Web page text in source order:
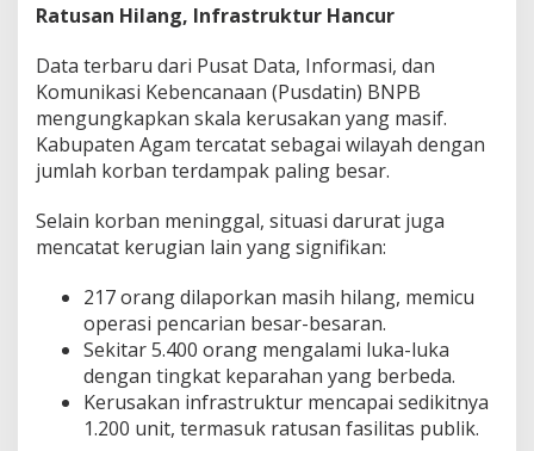
Ratusan Hilang, Infrastruktur Hancur
Data terbaru dari Pusat Data, Informasi, dan
Komunikasi Kebencanaan (Pusdatin) BNPB
mengungkapkan skala kerusakan yang masif.
Kabupaten Agam tercatat sebagai wilayah dengan
jumlah korban terdampak paling besar.
Selain korban meninggal, situasi darurat juga
mencatat kerugian lain yang signifikan:
217 orang dilaporkan masih hilang, memicu
operasi pencarian besar-besaran.
Sekitar 5.400 orang mengalami luka-luka
dengan tingkat keparahan yang berbeda.
Kerusakan infrastruktur mencapai sedikitnya
1.200 unit, termasuk ratusan fasilitas publik.